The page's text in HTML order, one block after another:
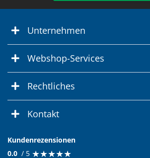
Unternehmen
Webshop-Services
Rechtliches
Kontakt
Kundenrezensionen
0.0 / 5 ★★★★★
★★★★★